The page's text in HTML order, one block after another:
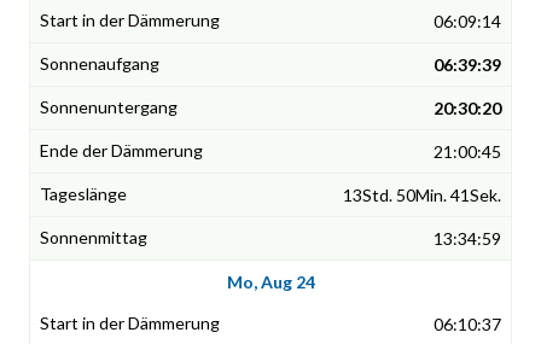
06:09:14
06:39:39
20:30:20
21:00:45
13Std. 50Min. 41Sek.
13:34:59
Mo, Aug 24
06:10:37